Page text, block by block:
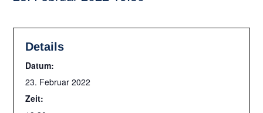
Details
Datum:
23. Februar 2022
Zeit: